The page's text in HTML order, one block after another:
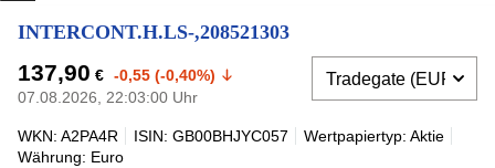
INTERCONT.H.LS-,208521303
137,90 € -0,55 (-0,40%)
07.08.2026, 22:03:00 Uhr
WKN: A2PA4R ISIN: GB00BHJYC057
Wertpapiertyp: Aktie
Währung: Euro